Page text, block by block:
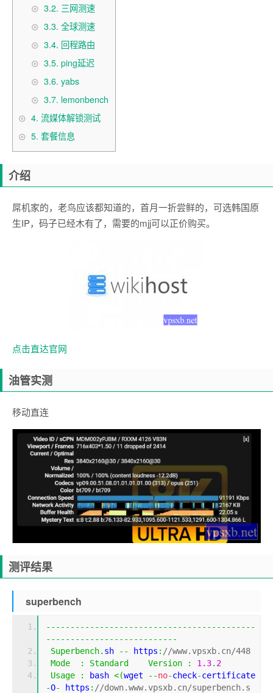
3.2. 三网测速
3.3. 全球测速
3.4. 回程路由
3.5. ping延迟
3.6. yabs
3.7. lemonbench
4. 流媒体解锁测试
5. 套餐信息
介绍
屌机家的，老鸟应该都知道的，首月一折尝鲜的，可选韩国原
生IP，码子已经木有了，需要的mjj可以正价购买。
点击直达官网
油管实测
移动直连
测评结果
superbench
-------------------------------------------
---------------------------
Superbench. sh -- https : //www.vpsxb.cn/448
Mode
: Standard Version : 1.3. 2
Usage
: bash <(wget --no-check-
-O- https : //down.www.vpsxb.cn/superbench.s